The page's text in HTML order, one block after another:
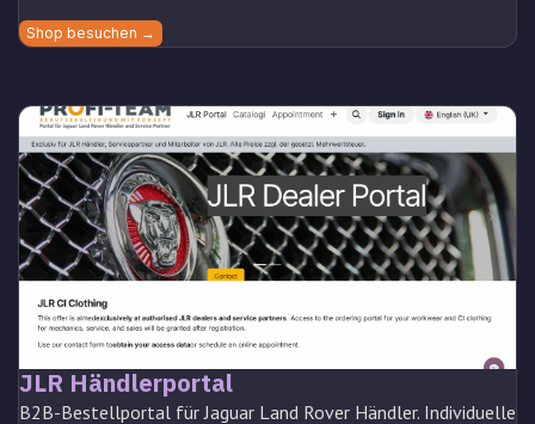
Shop besuchen →
JLR Händlerportal
B2B-Bestellportal für Jaguar Land Rover Händler. Individuelle